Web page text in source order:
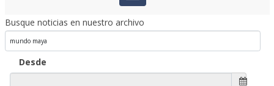
Busque noticias en nuestro archivo
Desde